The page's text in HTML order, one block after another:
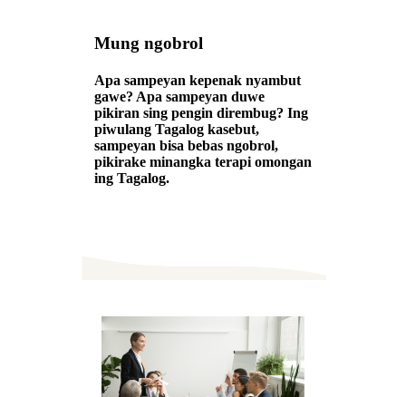
Mung ngobrol
Apa sampeyan kepenak nyambut
gawe? Apa sampeyan duwe
pikiran sing pengin dirembug? Ing
piwulang Tagalog kasebut,
sampeyan bisa bebas ngobrol,
pikirake minangka terapi omongan
ing Tagalog.